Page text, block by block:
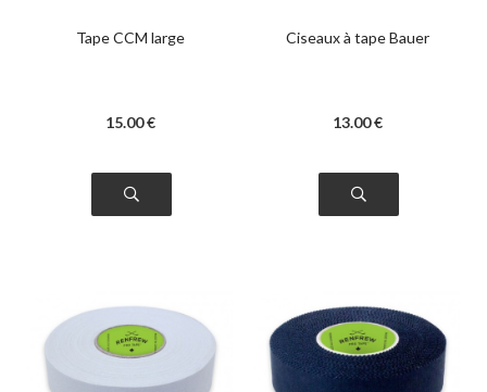
Tape CCM large
15.00 €
Ciseaux à tape Bauer
13.00 €